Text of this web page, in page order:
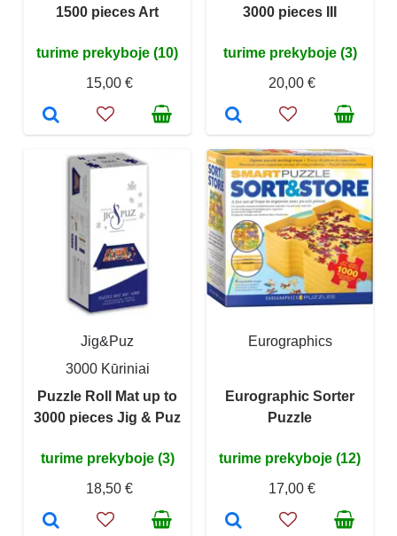
1500 pieces Art
turime prekyboje (10)
15,00 €
3000 pieces III
turime prekyboje (3)
20,00 €
Jig&Puz
3000 Kūriniai
Puzzle Roll Mat up to
3000 pieces Jig & Puz
turime prekyboje (3)
18,50 €
Eurographics
Eurographic Sorter
Puzzle
turime prekyboje (12)
17,00 €